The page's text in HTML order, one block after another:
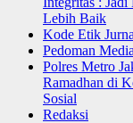
Lebih Baik
Kode Etik
Pedoman
Polres Metro
Ramadhan di
Sosial
Redaksi